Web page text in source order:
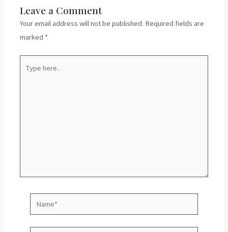
Leave a Comment
Your email address will not be published. Required fields are
marked *
here..